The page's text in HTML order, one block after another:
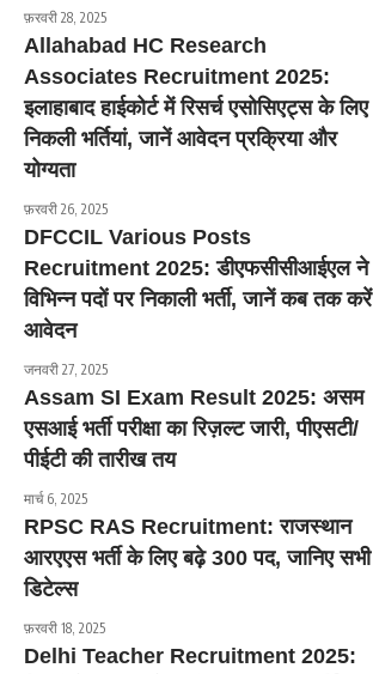
फ़रवरी 28, 2025
Allahabad HC Research
Associates Recruitment 2025:
इलाहाबाद हाईकोर्ट में रिसर्च एसोसिएट्स के लिए
निकली भर्तियां, जानें आवेदन प्रक्रिया और
योग्यता
फ़रवरी 26, 2025
DFCCIL Various Posts
Recruitment 2025: डीएफसीसीआईएल ने
विभिन्न पदों पर निकाली भर्ती, जानें कब तक करें
आवेदन
जनवरी 27, 2025
Assam SI Exam Result 2025: असम
एसआई भर्ती परीक्षा का रिज़ल्ट जारी, पीएसटी/
पीईटी की तारीख तय
मार्च 6, 2025
RPSC RAS Recruitment: राजस्थान
आरएएस भर्ती के लिए बढ़े 300 पद, जानिए सभी
डिटेल्स
फ़रवरी 18, 2025
Delhi Teacher Recruitment 2025: